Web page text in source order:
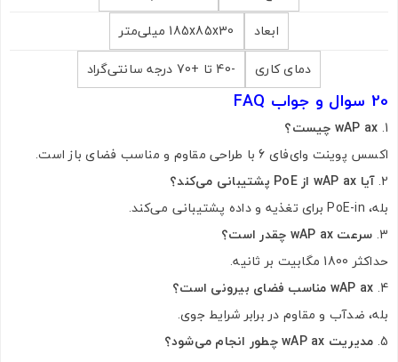
ابعاد
185x85x30 میلی‌متر
دمای کاری
-40 تا +70 درجه سانتی‌گراد
20 سوال و جواب FAQ
wAP ax چیست؟
اکسس پوینت وای‌فای 6 با طراحی مقاوم و مناسب فضای باز است.
آیا wAP ax از PoE پشتیبانی می‌کند؟
بله، PoE-in برای تغذیه و داده پشتیبانی می‌کند.
سرعت wAP ax چقدر است؟
حداکثر 1800 مگابیت بر ثانیه.
wAP ax مناسب فضای بیرونی است؟
بله، ضدآب و مقاوم در برابر شرایط جوی.
مدیریت wAP ax چطور انجام می‌شود؟